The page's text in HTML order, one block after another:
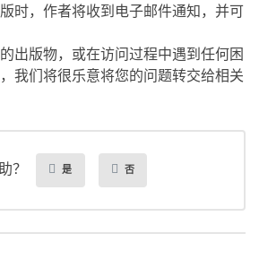
时，作者将收到电子邮件通知，并可
出版物，或在访问过程中遇到任何困
，我们将很乐意将您的问题转交给相关
？ 是 否